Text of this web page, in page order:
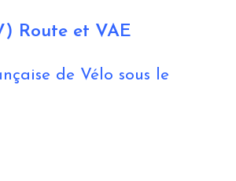
Route et VAE
de Vélo sous le